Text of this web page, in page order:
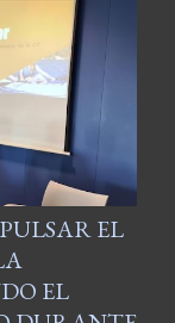
EL
EL